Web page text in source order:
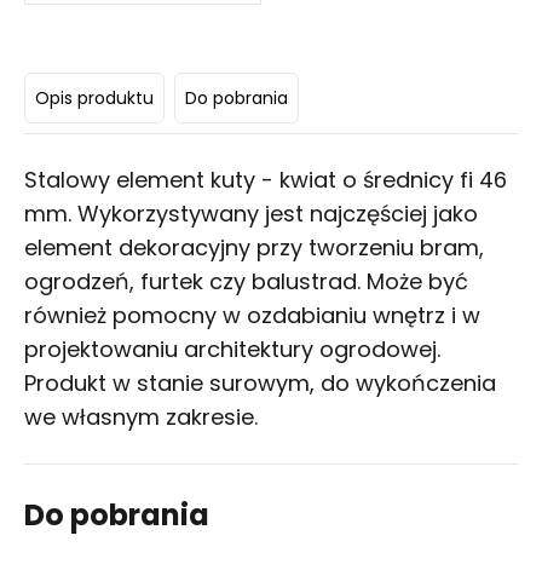
Opis produktu Do pobrania
Stalowy element kuty - kwiat o średnicy fi 46
mm. Wykorzystywany jest najczęściej jako
element dekoracyjny przy tworzeniu bram,
ogrodzeń, furtek czy balustrad. Może być
również pomocny w ozdabianiu wnętrz i w
projektowaniu architektury ogrodowej.
Produkt w stanie surowym, do wykończenia
we własnym zakresie.
Do pobrania